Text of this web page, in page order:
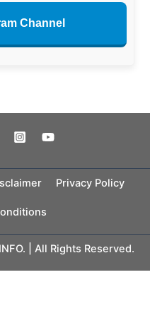
Channel
Privacy Policy
| All Rights Reserved.